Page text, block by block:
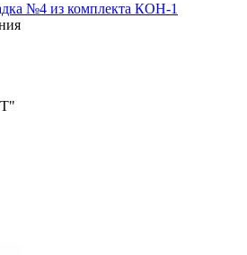
№4 из комплекта КОН-1